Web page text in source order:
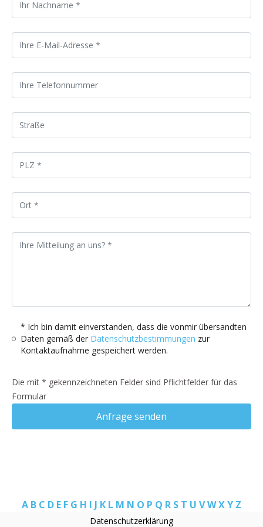
* Ich bin damit einverstanden, dass die vonmir übersandten
Daten gemäß der Datenschutzbestimmungen zur
Kontaktaufnahme gespeichert werden.
Die mit * gekennzeichneten Felder sind Pflichtfelder für das
Formular
Anfrage senden
A B C D E F G H I J K L M N O P Q R S T U VWXY Z
Datenschutzerklärung